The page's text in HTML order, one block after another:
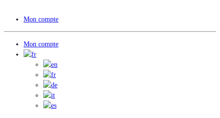
Mon compte
Mon compte